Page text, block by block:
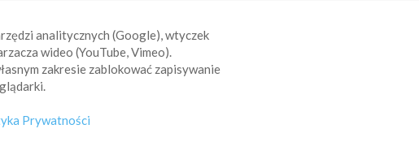
analitycznych (Google), wtyczek
wideo (YouTube, Vimeo).
zakresie zablokować zapisywanie
Prywatności